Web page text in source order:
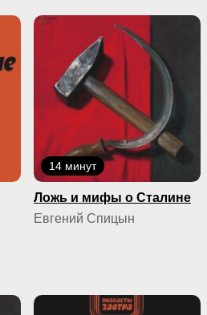
14 минут
Ложь и мифы о Сталине
Евгений Спицын